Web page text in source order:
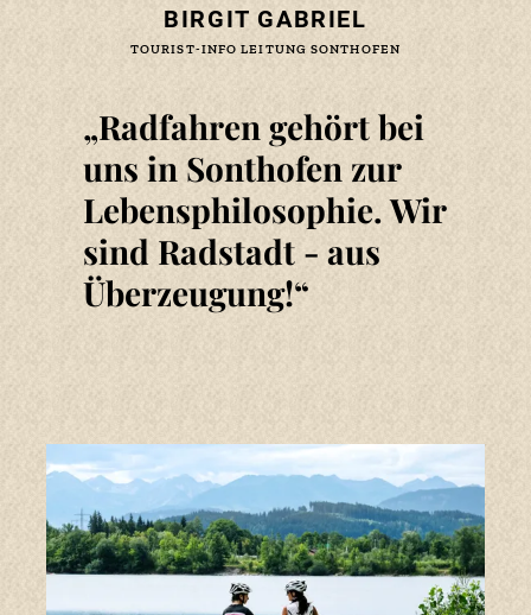
STRAUSBERGMOOS & ALLGÄUER
HOCHALPEN
Von Imberg aus führt eine kleine
Wanderung zum Hochmoor am Strausberg
unterhalb des Imberger Horns. Das Moor
zeigt sich besonders im Frühjahr und
Herbst in den prächtigsten Farben. Das
national bedeutsame Moorgebiet ist Teil
des Naturschutzgebietes Allgäuer
BIRGIT GABRIEL
TOURIST-INFO LEITUNG SONTHOFEN
Radfahren gehört bei
uns in Sonthofen zur
Lebensphilosophie. Wir
sind Radstadt - aus
Überzeugung!